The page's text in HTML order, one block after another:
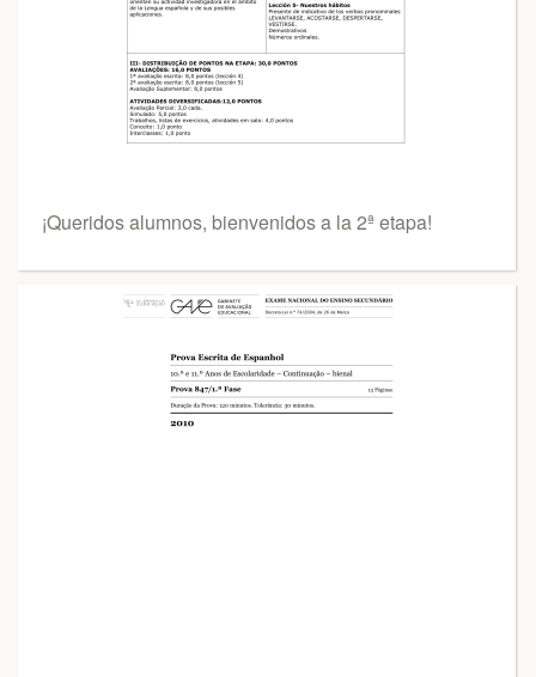
¡Queridos alumnos, bienvenidos a la 2ª etapa!